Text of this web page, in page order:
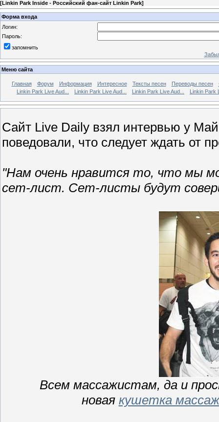
[Linkin Park Inside - Российский фан-сайт Linkin Park]
Форма входа
Логин:
Пароль:
запомнить
Меню сайта
Главная Форум Информация Интересное Тексты песен Переводы песен
Linkin Park Live Aud...
Linkin Park Live Aud... Linkin Park Live Aud... Linkin Park
Сайт Live Daily взял интервью у
поведовали, что следует ждать от
"Нам очень нравится то, что мы
сет-лист. Сет-листы будут
Всем массажистам, да и
новая кушетка